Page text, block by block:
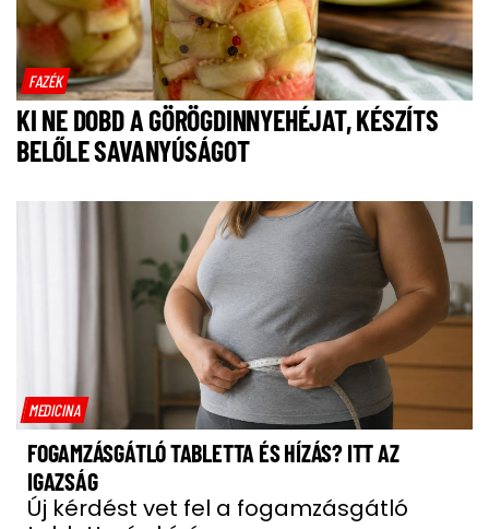
FAZÉK
KI NE DOBD A GÖRÖGDINNYEHÉJAT, KÉSZÍTS
BELŐLE SAVANYÚSÁGOT
MEDICINA
FOGAMZÁSGÁTLÓ TABLETTA ÉS HÍZÁS? ITT AZ
IGAZSÁG
Új kérdést vet fel a fogamzásgátló